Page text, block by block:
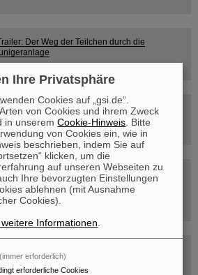
Der Weg der Teilchen durch die
über die FAIR-Baustelle
von GSI/FAIR –
buchen!
...hinter GSI und FAIR.
Ihre Privatsphäre
Cookies auf „gsi.de“.
von Cookies und ihrem Zweck
in unseremCookie-Hinweis . Bitte
von Cookies ein, wie in
beschrieben, indem Sie auf
klicken, um die
auf unseren Webseiten zu
Ihre bevorzugten Einstellungen
ablehnen (mit Ausnahme
Cookies).
Informationen
(immer erforderlich)
erforderliche Cookies